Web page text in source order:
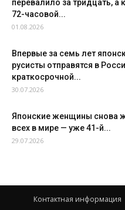
перевалило за тридцать, а
72-часовой...
01.08.2026
Впервые за семь лет
русисты отправятся в
краткосрочной...
30.07.2026
Японские женщины снова
всех в мире — уже 41-й...
29.07.2026
Контактная информация